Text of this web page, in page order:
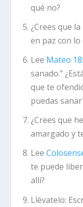
qué no?
¿Crees que
en paz con lo
Lee Mateo
sanado.”
que te
puedas
¿Crees que
amargado y
Lee
te puede
allí?
Llévatelo: